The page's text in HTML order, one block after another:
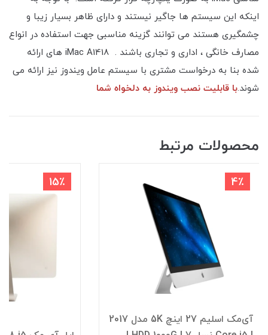
اینکه این سیستم ها جاگیر نیستند و دارای ظاهر بسیار زیبا و
چشمگیری هستند می توانند گزینه مناسبی جهت استفاده در انواع
مصارف خانگی ، اداری و تجاری باشند . iMac A1418 های ارائه
شده بنا به درخواست مشتری با سیستم عامل ویندوز نیز ارائه می
شوند.با قابلیت نصب ویندوز به دلخواه شما
محصولات مرتبط
4٪
آی‌مک اسلیم 27 اینچ 5K مدل 2017
15٪